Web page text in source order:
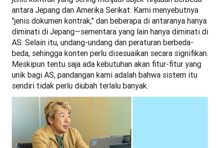
antara Jepang dan Amerika Serikat. Kami menyebutnya
"jenis dokumen kontrak," dan beberapa di antaranya hanya
diminati di Jepang—sementara yang lain hanya diminati di
AS. Selain itu, undang-undang dan peraturan berbeda-
beda, sehingga konten perlu disesuaikan secara signifikan.
Meskipun tentu saja ada kebutuhan akan fitur-fitur yang
unik bagi AS, pandangan kami adalah bahwa sistem itu
sendiri tidak perlu diubah terlalu banyak.